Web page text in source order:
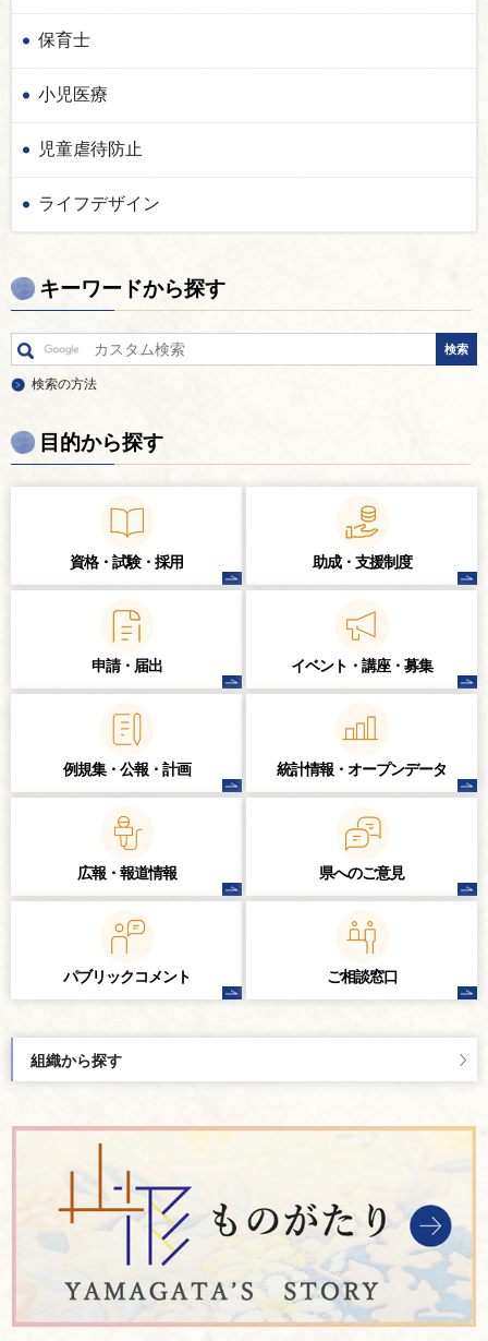
保育士
小児医療
児童虐待防止
ライフデザイン
キーワードから探す
検索の方法
目的から探す
資格・試験・ 採用 助成・支援制度
申請・届出 イベント・講座・ 募集
例規集・公報・計画 統計情報・ オープンデータ
広報・報道情報 県へのご意見
パブリックコメント ご相談窓口
組織から探す